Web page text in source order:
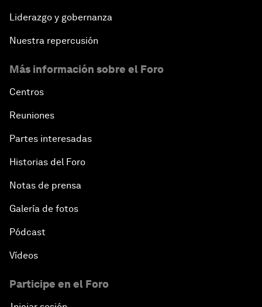
Liderazgo y gobernanza
Nuestra repercusión
Más información sobre el Foro
Centros
Reuniones
Partes interesadas
Historias del Foro
Notas de prensa
Galería de fotos
Pódcast
Vídeos
Participe en el Foro